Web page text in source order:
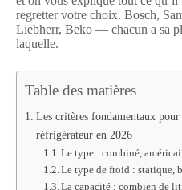
regretter votre choix. Bosch,
Liebherr, Beko — chacun a sa
laquelle.
Table des matières
Les critères fondamentaux
réfrigérateur en 2026
Le type : combiné,
Le type de froid : statique,
La capacité : combien de